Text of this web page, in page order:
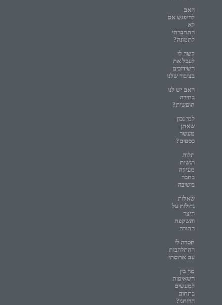
האם
להיפגש אם
לא
התחברתי
לתמונה?
קשה לי
לעכל את
השידוכים
בציבור שלנו
האם יש לנו
בחירה
חופשית?
למי נכון
שאתן
מעשר
כספים?
תלות
רגשית
מעיקה
בחבר
בישיבה
שאלות
גדולות על
היצר
והשקפת
התורה
חסרה לי
ההתלהבות
עם ארוסתי
מה בין
השאיפות
למעשים
בתחום
הרוחני?